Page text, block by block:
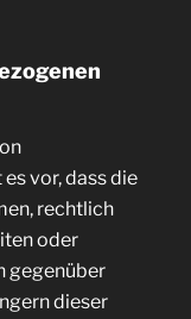
vor, dass die
rechtlich
oder
gegenüber
dieser